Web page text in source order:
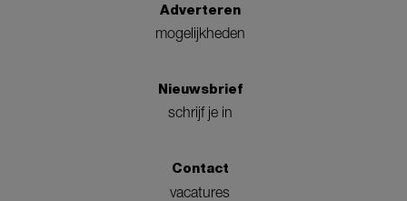
Adverteren
mogelijkheden
Nieuwsbrief
schrijf je in
Contact
vacatures